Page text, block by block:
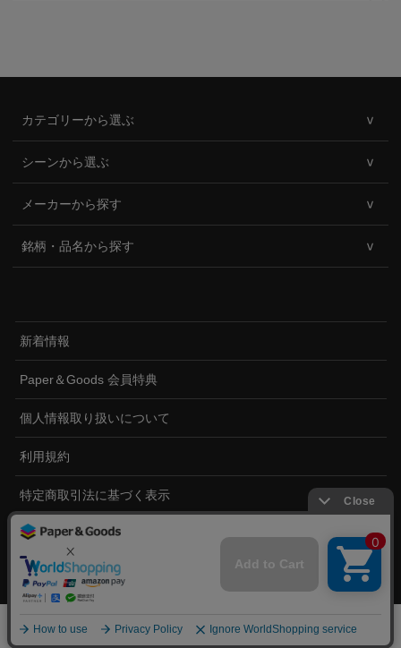
カテゴリーから選ぶ
シーンから選ぶ
メーカーから探す
銘柄・品名から探す
新着情報
Paper＆Goods 会員特典
個人情報取り扱いについて
利用規約
特定商取引法に基づく表示
ペーパーアンドグッズについて
©2020 PaperandGoods.com